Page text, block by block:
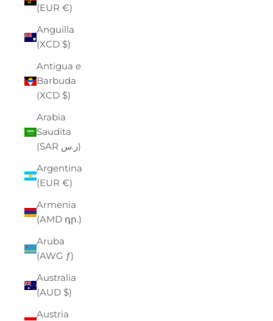
(EUR €)
Anguilla
(XCD $)
Antigua e
Barbuda
(XCD $)
Arabia
Saudita
(SAR ر.س)
Argentina
(EUR €)
Armenia
(AMD դր.)
Aruba
(AWG ƒ)
Australia
(AUD $)
Austria